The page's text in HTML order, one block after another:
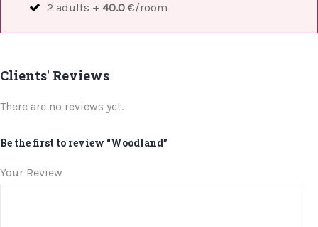
2 adults + 40.0 €/room
Clients' Reviews
There are no reviews yet.
Be the first to review “Woodland”
Your Review